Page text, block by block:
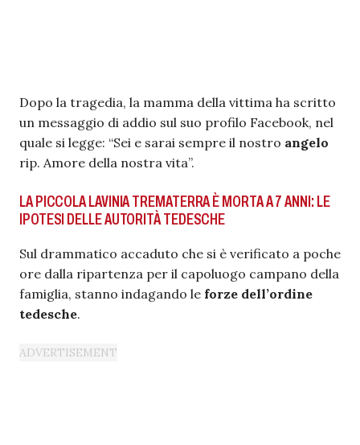
Dopo la tragedia, la mamma della vittima ha scritto
un messaggio di addio sul suo profilo Facebook, nel
quale si legge: “Sei e sarai sempre il nostro angelo
rip. Amore della nostra vita”.
LA PICCOLA LAVINIA TREMATERRA È MORTA A 7 ANNI: LE
IPOTESI DELLE AUTORITÀ TEDESCHE
Sul drammatico accaduto che si è verificato a poche
ore dalla ripartenza per il capoluogo campano della
famiglia, stanno indagando le forze dell’ordine
tedesche.